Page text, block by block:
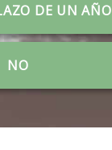
DE UN AÑO
NO